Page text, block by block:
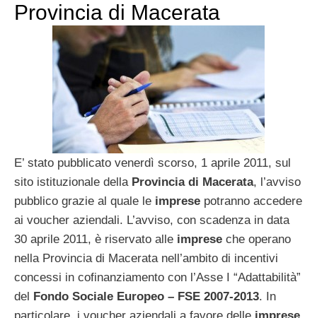
Provincia di Macerata
E’ stato pubblicato venerdì scorso, 1 aprile 2011, sul
sito istituzionale della Provincia di Macerata, l’avviso
pubblico grazie al quale le imprese potranno accedere
ai voucher aziendali. L’avviso, con scadenza in data
30 aprile 2011, è riservato alle imprese che operano
nella Provincia di Macerata nell’ambito di incentivi
concessi in cofinanziamento con l’Asse I “Adattabilità”
del
Fondo Sociale Europeo – FSE 2007-2013. In